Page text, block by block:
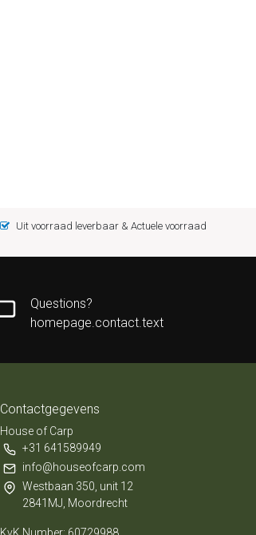
Uit voorraad leverbaar & Actuele voorraad
Questions?
homepage.contact.text
Contactgegevens
House of Carp
+31 641589949
info@houseofcarp.com
Westbaan 350, unit 12
2841MJ, Moordrecht